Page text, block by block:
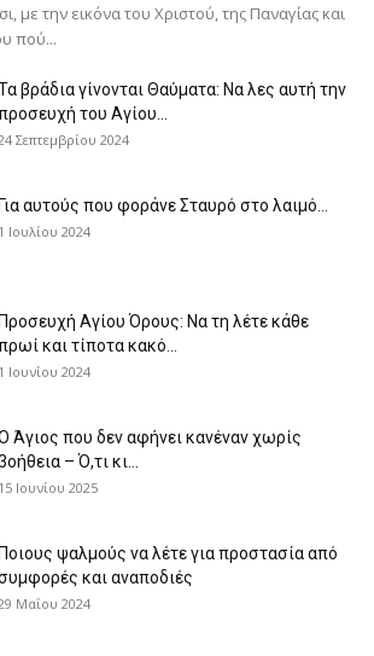
με την εικόνα του Χριστού, της Παν­αγίας και
πού...
βράδια γίνονται Θαύματα: Να λες αυτή την
του Αγίου...
Σεπτεμβρίου 2024
Για αυτούς που φοράνε Σταυρό στο λαιμό…
1 Ιουλίου 2024
Προσευχή Αγίου Όρους: Να τη λέτε κάθε
και τίποτα κακό...
1 Ιουνίου 2024
Άγιος που δεν αφήνει κανέναν χωρίς
– Ό,τι κι...
15 Ιουνίου 2025
Ποιους ψαλμούς να λέτε για προστασία από
και αναποδιές
Μαΐου 2024